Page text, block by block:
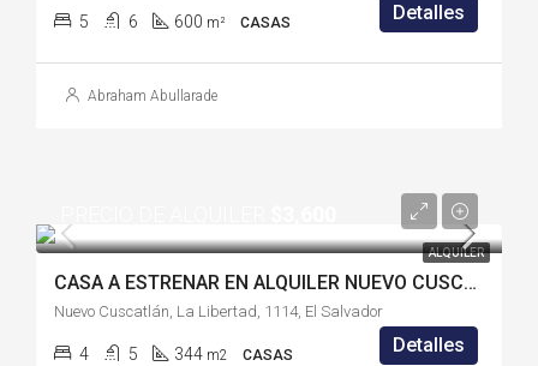
5 6 600 m² CASAS Detalles
Abraham Abullarade
ALQUILER
CASA A ESTRENAR EN ALQUILER NUEVO CUSCATLÁN-LL6225AN
Nuevo Cuscatlán, La Libertad, 1114, El Salvador
4 5 344 m2 CASAS Detalles